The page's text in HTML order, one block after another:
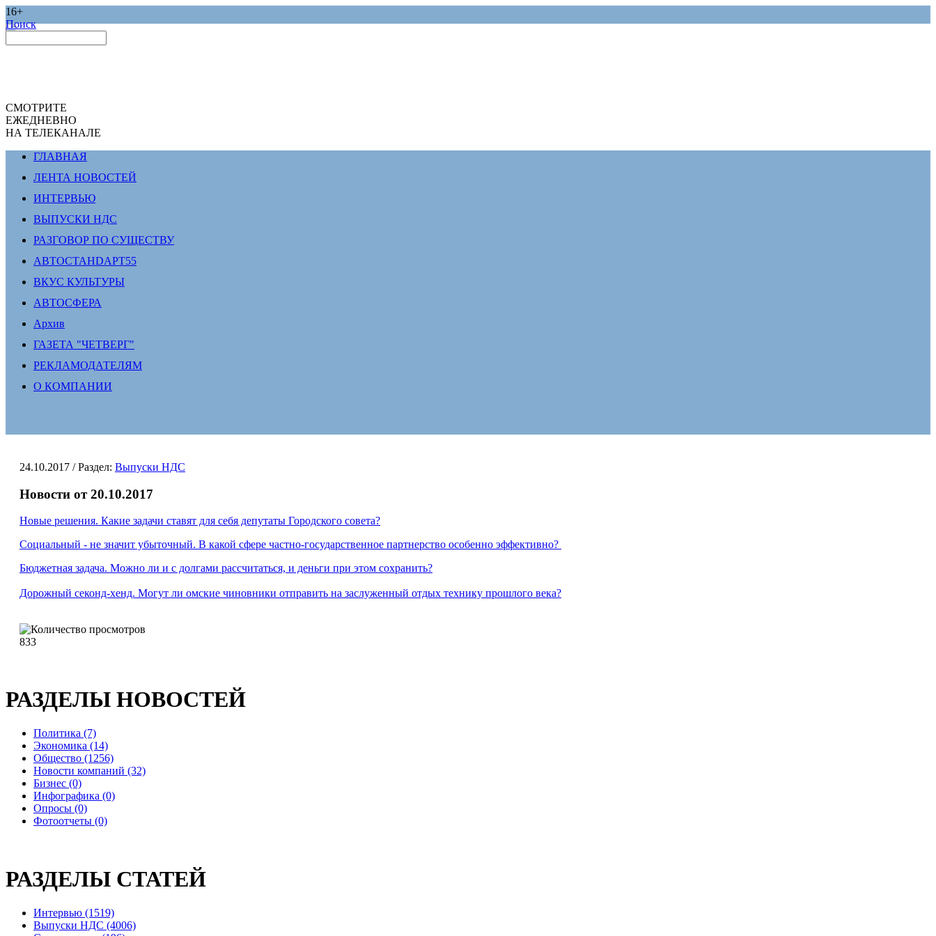
16+
Поиск
СМОТРИТЕ
ЕЖЕДНЕВНО
НА ТЕЛЕКАНАЛЕ
ГЛАВНАЯ
ЛЕНТА НОВОСТЕЙ
ИНТЕРВЬЮ
ВЫПУСКИ НДС
РАЗГОВОР ПО СУЩЕСТВУ
АВТОСТАНDАРТ55
ВКУС КУЛЬТУРЫ
АВТОСФЕРА
Архив
ГАЗЕТА "ЧЕТВЕРГ"
РЕКЛАМОДАТЕЛЯМ
О КОМПАНИИ
24.10.2017 / Раздел: Выпуски НДС
Новости от 20.10.2017
Новые решения. Какие задачи ставят для себя депутаты Городского совета?
Социальный - не значит убыточный. В какой сфере частно-государственное партнерство особенно эффективно?
Бюджетная задача. Можно ли и с долгами рассчитаться, и деньги при этом сохранить?
Дорожный секонд-хенд. Могут ли омские чиновники отправить на заслуженный отдых технику прошлого века?
833
РАЗДЕЛЫ НОВОСТЕЙ
Политика (7)
Экономика (14)
Общество (1256)
Новости компаний (32)
Бизнес (0)
Инфографика (0)
Опросы (0)
Фотоотчеты (0)
РАЗДЕЛЫ СТАТЕЙ
Интервью (1519)
Выпуски НДС (4006)